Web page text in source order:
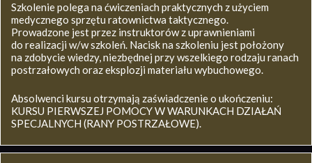
Szkolenie polega na ćwiczeniach praktycznych z użyciem
medycznego sprzętu ratownictwa taktycznego.
Prowadzone jest przez instruktorów z uprawnieniami
do realizacji w/w szkoleń. Nacisk na szkoleniu jest położony
na zdobycie wiedzy, niezbędnej przy wszelkiego rodzaju ranach
postrzałowych oraz eksplozji materiału wybuchowego.
Absolwenci kursu otrzymają zaświadczenie o ukończeniu:
KURSU PIERWSZEJ POMOCY W WARUNKACH DZIAŁAŃ
SPECJALNYCH (RANY POSTRZAŁOWE).